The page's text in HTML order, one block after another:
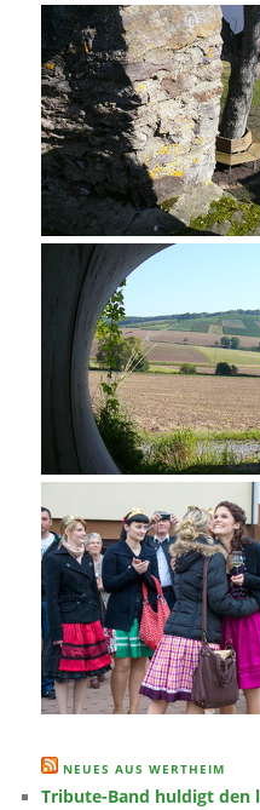
NEUES AUS WERTHEIM
Tribute-Band huldigt den